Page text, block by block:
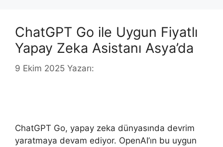
ChatGPT Go ile Uygun Fiyatlı
Yapay Zeka Asistanı Asya’da
9 Ekim 2025 Yazarı:
ChatGPT Go, yapay zeka dünyasında devrim
yaratmaya devam ediyor. OpenAI’ın bu uygun